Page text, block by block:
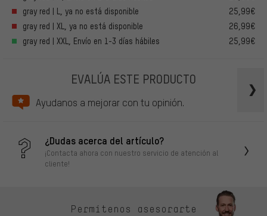
gray red | L, ya no está disponible
25,99€
gray red | XL, ya no está disponible
26,99€
gray red | XXL, Envío en 1-3 días hábiles
25,99€
EVALÚA ESTE PRODUCTO
Ayudanos a mejorar con tu opinión.
¿Dudas acerca del artículo?
¡Contacta ahora con nuestro servicio de atención al
cliente!
Permítenos asesorarte